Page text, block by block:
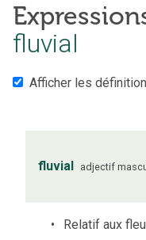
fluvial
Afficher les
fluvial adjectif
Relatif aux